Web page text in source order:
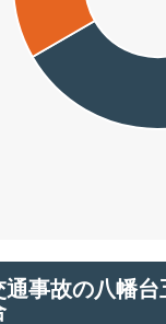
通事故の八幡台